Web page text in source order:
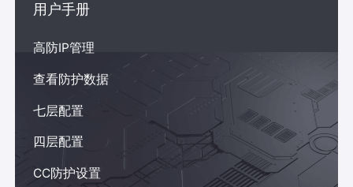
用户手册
高防IP管理
查看防护数据
七层配置
四层配置
CC防护设置